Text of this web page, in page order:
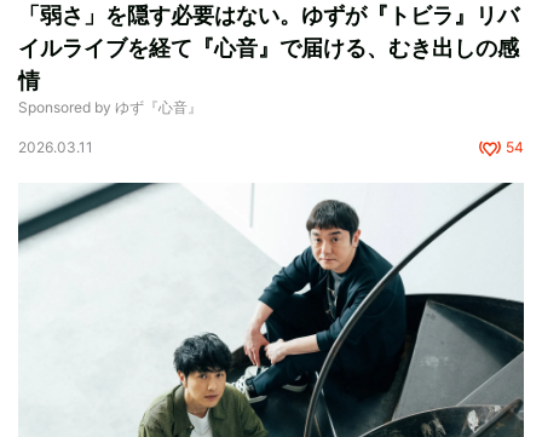
「弱さ」を隠す必要はない。ゆずが『トビラ』リバ
イルライブを経て『心音』で届ける、むき出しの感
情
Sponsored by ゆず『心音』
2026.03.11 54